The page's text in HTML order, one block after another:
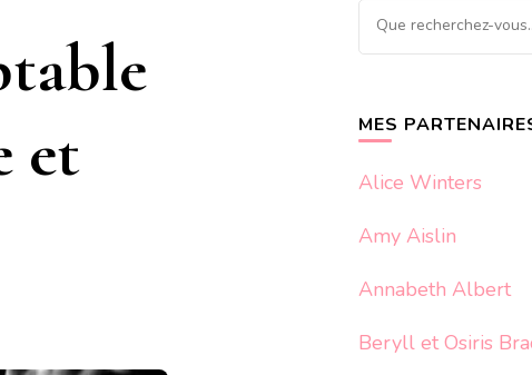
et
Vous
recherchiez
MES
Alice Winters
Amy Aislin
Annabeth Albert
Beryll et Osiris